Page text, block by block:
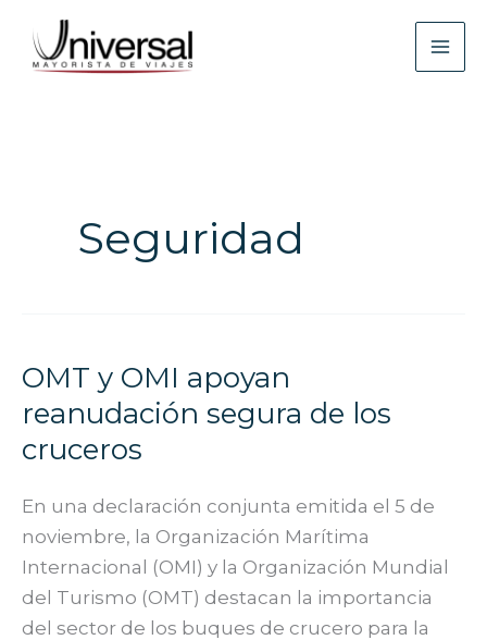
contenido
Seguridad
OMT y OMI apoyan
reanudación segura de los
cruceros
En una declaración conjunta emitida el 5 de
noviembre, la Organización Marítima
Internacional (OMI) y la Organización Mundial
del Turismo (OMT) destacan la importancia
del sector de los buques de crucero para la
OMT
y
apoyan
reanudación
segura
de
los
cruceros